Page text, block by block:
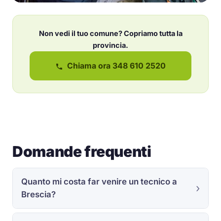
Non vedi il tuo comune? Copriamo tutta la
provincia.
Chiama ora 348 610 2520
Domande frequenti
Quanto mi costa far venire un tecnico a
Brescia?